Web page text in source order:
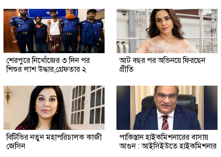
শেরপুরে নিখোঁজের ৩ দিন পর
শিশুর লাশ উদ্ধার,গ্রেফতার ২
আট বছর পর অভিনয়ে ফিরছেন
প্রীতি
বিটিভির নতুন মহাপরিচালক কাজী
জেসিন
পাকিস্তান হাইকমিশনারের বাসায়
আগুন : আইসিইউতে হাইকমিশনার